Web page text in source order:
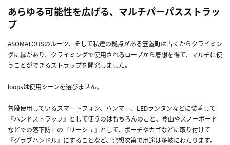
あらゆる可能性を広げる、マルチパーパスストラッ
プ
ASOMATOUSのルーツ、そして私達の拠点がある笠置町は古くからクライミン
グに縁があり、クライミングで使用されるロープから着想を得て、マルチに使
うことができるストラップを開発しました。
loopsは使用シーンを選びません。
普段使用しているスマートフォン、ハンマー、LEDランタンなどに装着して
『ハンドストラップ』として使うのはもちろんのこと、登山やスノーボード
などでの落下防止の『リーシュ』として、ポーチやカゴなどに取り付けて
『グラブハンドル』にすることなど、発想次第で用途は多岐にわたります。